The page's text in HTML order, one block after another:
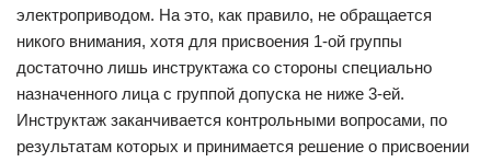
электроприводом. На это, как правило, не обращается
никого внимания, хотя для присвоения 1-ой группы
достаточно лишь инструктажа со стороны специально
назначенного лица с группой допуска не ниже 3-ей.
Инструктаж заканчивается контрольными вопросами, по
результатам которых и принимается решение о присвоении